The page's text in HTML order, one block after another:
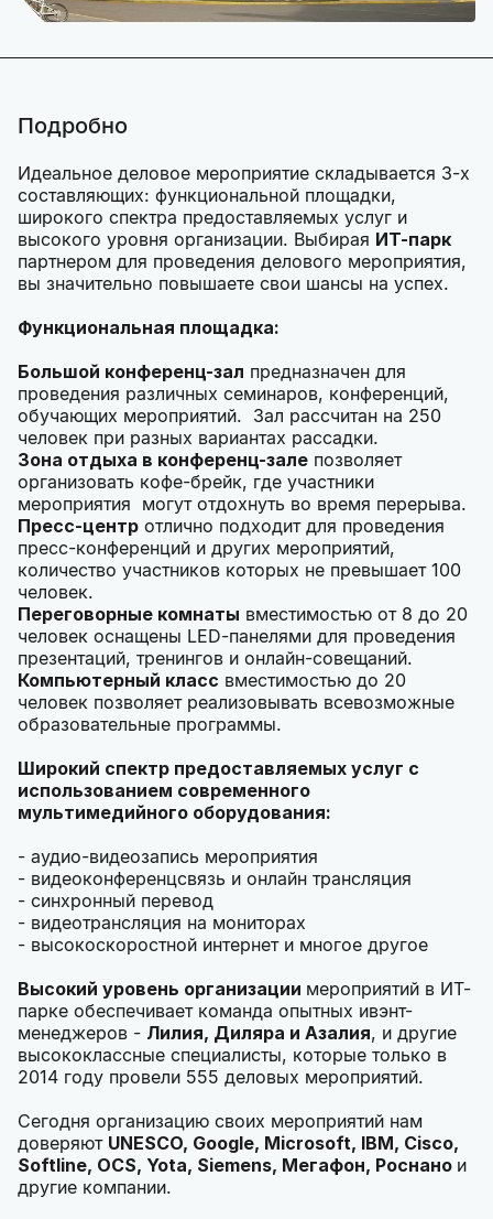
Подробно
Идеальное деловое мероприятие складывается 3-х
составляющих: функциональной площадки,
широкого спектра предоставляемых услуг и
высокого уровня организации. Выбирая ИТ-парк
партнером для проведения делового мероприятия,
вы значительно повышаете свои шансы на успех.
Функциональная площадка:
Большой конференц-зал предназначен для
проведения различных семинаров, конференций,
обучающих мероприятий. Зал рассчитан на 250
человек при разных вариантах рассадки.
Зона отдыха в конференц-зале позволяет
организовать кофе-брейк, где участники
мероприятия могут отдохнуть во время перерыва.
Пресс-центр отлично подходит для проведения
пресс-конференций и других мероприятий,
количество участников которых не превышает 100
человек.
Переговорные комнаты вместимостью от 8 до 20
человек оснащены LED-панелями для проведения
презентаций, тренингов и онлайн-совещаний.
Компьютерный класс вместимостью до 20
человек позволяет реализовывать всевозможные
образовательные программы.
Широкий спектр предоставляемых услуг с
использованием современного
мультимедийного оборудования:
- аудио-видеозапись мероприятия
- видеоконференцсвязь и онлайн трансляция
- синхронный перевод
- видеотрансляция на мониторах
- высокоскоростной интернет и многое другое
Высокий уровень организации мероприятий в ИТ-
парке обеспечивает команда опытных ивэнт-
менеджеров - Лилия, Диляра и Азалия, и другие
высококлассные специалисты, которые только в
2014 году провели 555 деловых мероприятий.
Сегодня организацию своих мероприятий нам
доверяют UNESCO, Google, Microsoft, IBM, Cisco,
Softline, OCS, Yota, Siemens, Мегафон, Роснано и
другие компании.